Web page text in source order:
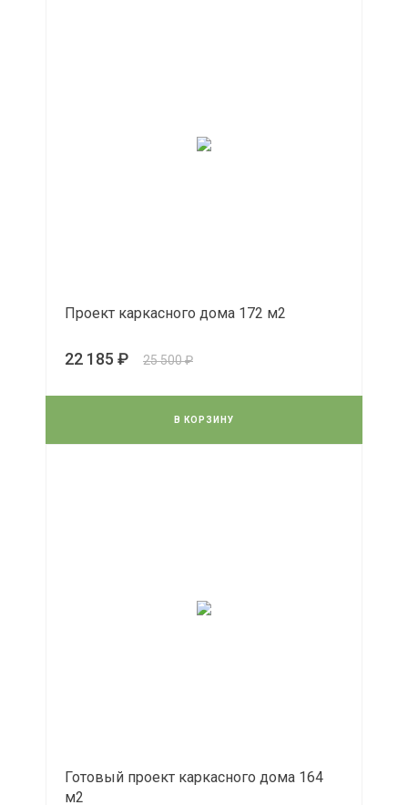
Проект каркасного дома 172 м2
22 185 ₽ 25 500 ₽
В КОРЗИНУ
Готовый проект каркасного дома 164
м2